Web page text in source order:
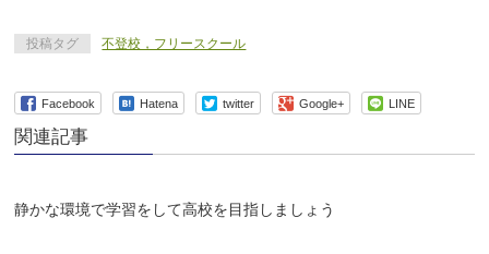
投稿タグ 不登校，フリースクール
Facebook Hatena twitter Google+ LINE
関連記事
静かな環境で学習をして高校を目指しましょう